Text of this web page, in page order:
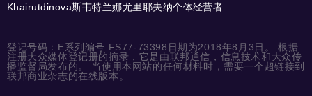
Khairutdinova斯韦特兰娜尤里耶夫纳个体经营者
登记号码：E系列编号 FS77-73398日期为2018年8月3日。 根据
注册大众媒体登记册的摘录，它是由联邦通信，信息技术和大众传
播监督局发布的。 当使用本网站的任何材料时，需要一个超链接到
联邦商业杂志的在线版本。